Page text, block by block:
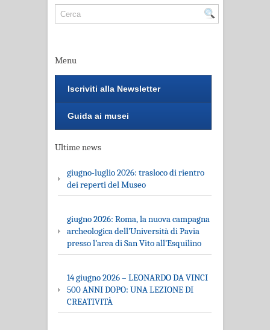
Menu
Iscriviti alla Newsletter
Guida ai musei
Ultime news
giugno-luglio 2026: trasloco di rientro
dei reperti del Museo
giugno 2026: Roma, la nuova campagna
archeologica dell’Università di Pavia
presso l’area di San Vito all’Esquilino
14 giugno 2026 – LEONARDO DA VINCI
500 ANNI DOPO: UNA LEZIONE DI
CREATIVITÀ